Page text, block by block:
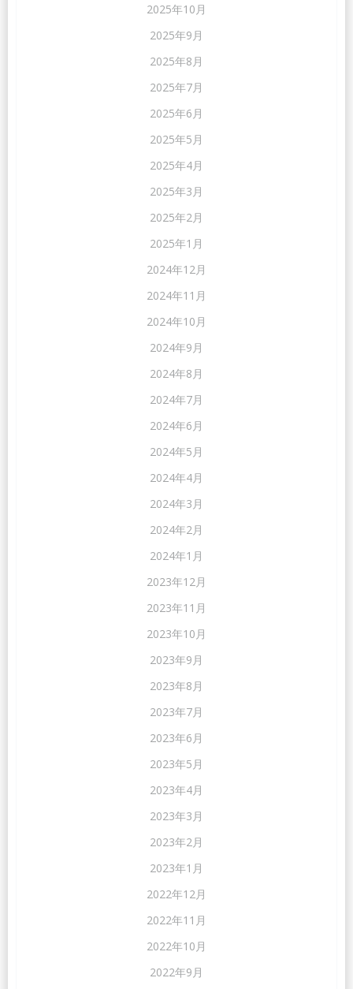
2025年10月
2025年9月
2025年8月
2025年7月
2025年6月
2025年5月
2025年4月
2025年3月
2025年2月
2025年1月
2024年12月
2024年11月
2024年10月
2024年9月
2024年8月
2024年7月
2024年6月
2024年5月
2024年4月
2024年3月
2024年2月
2024年1月
2023年12月
2023年11月
2023年10月
2023年9月
2023年8月
2023年7月
2023年6月
2023年5月
2023年4月
2023年3月
2023年2月
2023年1月
2022年12月
2022年11月
2022年10月
2022年9月